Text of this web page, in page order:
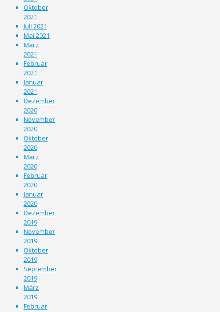
Oktober
2021
Juli 2021
Mai 2021
März
2021
Februar
2021
Januar
2021
Dezember
2020
November
2020
Oktober
2020
März
2020
Februar
2020
Januar
2020
Dezember
2019
November
2019
Oktober
2019
September
2019
März
2019
Februar